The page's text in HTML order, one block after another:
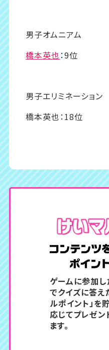
男子オムニアム
橋本英也：9位
男子エリミネーション
橋本英也：18位
ゲームに参加し
でクイズに答え
ルポイント」を
応じてプレゼ
ます。